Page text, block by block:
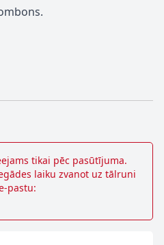
tikai pēc pasūtījuma.
laiku zvanot uz tālruni
pastu: